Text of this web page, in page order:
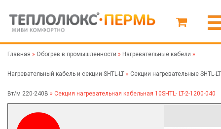
Главная » Обогрев в промышленности » Нагревательные кабели »
Нагревательный кабель и секции SHTL-LT » Секции нагревательные SHTL-
Вт/м 220-240В » Секция нагревательная кабельная 10SHTL- LT-2-1200-040